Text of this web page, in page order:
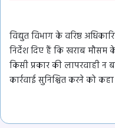
विद्युत विभाग के वरिष्ठ
निर्देश दिए हैं कि खराब मौसम
किसी प्रकार की लापरवाही न
कार्रवाई सुनिश्चित करने को